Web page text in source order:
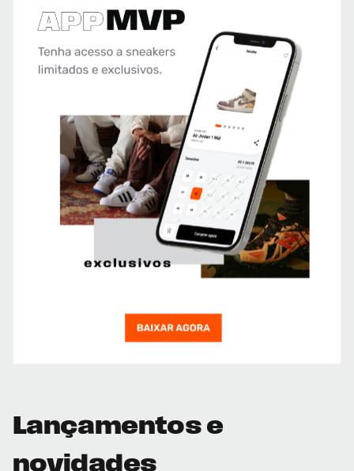
Lançamentos e
novidades